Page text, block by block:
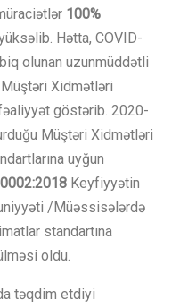
100%
Hətta, COVID-
olunan uzunmüddətli
Xidmətləri
göstərib. 2020-
Müştəri Xidmətləri
uyğun
Keyfiyyətin
/Müəssisələrdə
standartına
oldu.
təqdim etdiyi